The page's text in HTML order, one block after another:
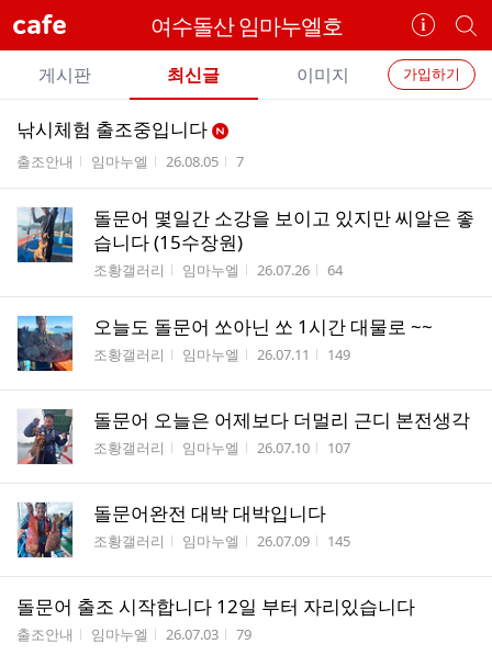
cafe 여수돌산 임마누엘호
카
페
정
보
개
별
카
페
카
페
메
뉴
가입하기
게시판 최신글 이미지
전
체
글
리
낚시체험 출조중입니다
게시판명
출조안내 작성자
임마누엘 작성시간
26.08.05 조회수
7
돌문어 몇일간 소강을 보이고 있지만 씨알은 좋
습니다 (15수장원)
게시판명
조황갤러리 작성자
임마누엘 작성시간
26.07.26 조회수
64
오늘도 돌문어 쏘아닌 쏘 1시간 대물로 ~~
게시판명
조황갤러리 작성자
임마누엘 작성시간
26.07.11 조회수
149
돌문어 오늘은 어제보다 더멀리 근디 본전생각
게시판명
조황갤러리 작성자
임마누엘 작성시간
26.07.10 조회수
107
돌문어완전 대박 대박입니다
게시판명
조황갤러리 작성자
임마누엘 작성시간
26.07.09 조회수
145
돌문어 출조 시작합니다 12일 부터 자리있습니다
게시판명
출조안내 작성자
임마누엘 작성시간
26.07.03 조회수
79